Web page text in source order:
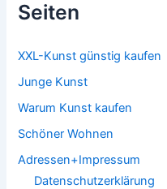
Seiten
XXL-Kunst günstig kaufen
Junge Kunst
Warum Kunst kaufen
Schöner Wohnen
Adressen+Impressum
Datenschutzerklärung